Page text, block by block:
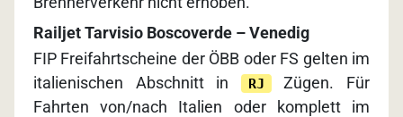
Railjet Tarvisio Boscoverde – Venedig
FIP Freifahrtscheine der ÖBB oder FS gelten im
italienischen Abschnitt in
RJ Zügen. Für
Fahrten von/nach Italien oder komplett im